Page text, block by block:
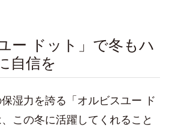
ー ドット」で冬もハ
自信を
湿力を誇る「オルビスユー ド
この冬に活躍してくれること